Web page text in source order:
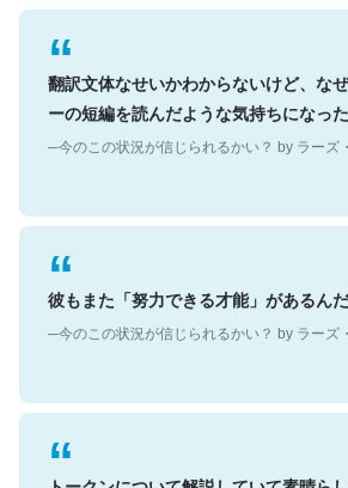
翻訳文体なせいかわからないけど、な
ーの短編を読んだような気持ちになった
─今のこの状況が信じられるかい？ by ラーズ
彼もまた「努力できる才能」があるん
─今のこの状況が信じられるかい？ by ラーズ
トークンについて解説していて素晴ら